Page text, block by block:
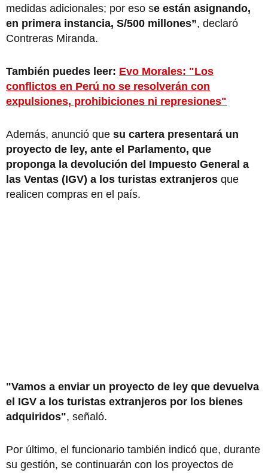
medidas adicionales; por eso se están asignando,
en primera instancia, S/500 millones”, declaró
Contreras Miranda.
También puedes leer: Evo Morales: "Los
conflictos en Perú no se resolverán con
expulsiones, prohibiciones ni represiones"
Además, anunció que su cartera presentará un
proyecto de ley, ante el Parlamento, que
proponga la devolución del Impuesto General a
las Ventas (IGV) a los turistas extranjeros que
realicen compras en el país.
"Vamos a enviar un proyecto de ley que devuelva
el IGV a los turistas extranjeros por los bienes
adquiridos", señaló.
Por último, el funcionario también indicó que, durante
su gestión, se continuarán con los proyectos de